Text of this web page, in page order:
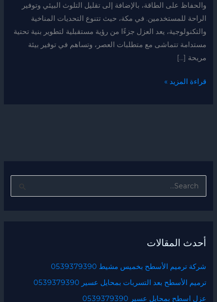
والحفاظ على الطاقة، بالإضافة إلى تقليل التلوث البيئي وتوفير
الراحة للمستخدمين. في مكة، حيث تتنوع التحديات المناخية
والتكنولوجية، يعد العزل جزءًا من رؤية مستقبلية لتطوير بنية تحتية
مستدامة تتماشى مع متطلبات العصر، وتساهم في توفير بيئة
مريحة […]
قراءة المزيد »
ث
ن
:
أحدث المقالات
شركة ترميم الأسطح بخميس مشيط 0539379390
ترميم الأسطح بعد التسربات بمحايل عسير 0539379390
عزل اسطح بمحايل عسير 0539379390